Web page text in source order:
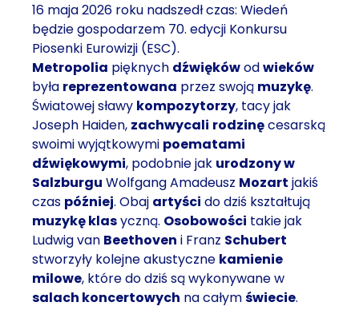
16 maja 2026 roku nadszedł czas: Wiedeń
będzie gospodarzem 70. edycji Konkursu
Piosenki Eurowizji (ESC).
Metropolia pięknych dźwiękówodwieków
była reprezentowana przez swoją muzykę.
Światowej sławy kompozytorzy, tacy jak
Joseph Haiden, zachwycali rodzinęcesarską
swoimi wyjątkowymi poematami
dźwiękowymi, podobnie jak urodzony w
Salzburgu Wolfgang Amadeusz Mozart jakiś
czas później. Obaj artyści do dziś kształtują
muzykę klasyczną. Osobowości takie jak
Ludwig van Beethoven i Franz Schubert
stworzyły kolejne akustyczne kamienie
milowe, które do dziś są wykonywane w
salach koncertowych na całymświecie.